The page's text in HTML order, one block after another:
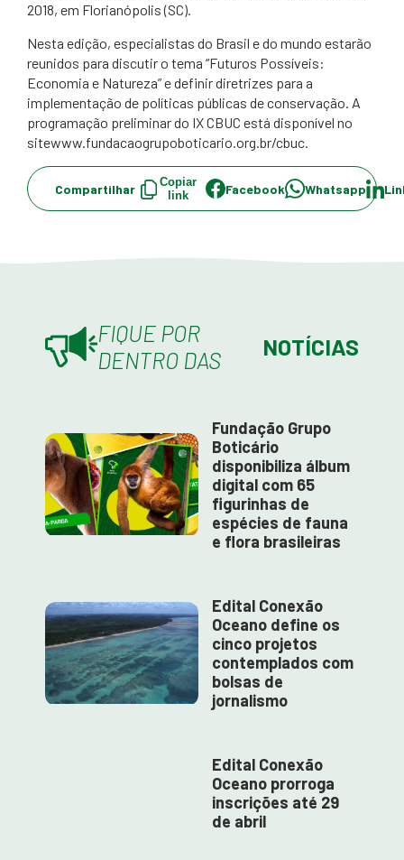
2018, em Florianópolis (SC).
Nesta edição, especialistas do Brasil e do mundo estarão
reunidos para discutir o tema “Futuros Possíveis:
Economia e Natureza” e definir diretrizes para a
implementação de políticas públicas de conservação. A
programação preliminar do IX CBUC está disponível no
sitewww.fundacaogrupoboticario.org.br/cbuc.
Compartilhar
Copiar
link
Facebook Whatsapp
FIQUE POR
DENTRO DAS
NOTÍCIAS
Fundação Grupo
Boticário
disponibiliza álbum
digital com 65
figurinhas de
espécies de fauna
e flora brasileiras
Edital Conexão
Oceano define os
cinco projetos
contemplados com
bolsas de
jornalismo
Edital Conexão
Oceano prorroga
inscrições até 29
de abril